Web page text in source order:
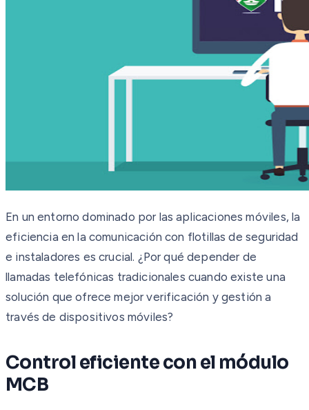
En un entorno dominado por las aplicaciones móviles, la
eficiencia en la comunicación con flotillas de seguridad
e instaladores es crucial. ¿Por qué depender de
llamadas telefónicas tradicionales cuando existe una
solución que ofrece mejor verificación y gestión a
través de dispositivos móviles?
Control eficiente con el módulo
MCB